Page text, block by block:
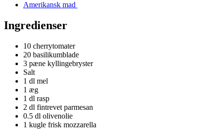
Amerikansk mad
Ingredienser
10 cherrytomater
20 basilikumblade
3 pæne kyllingebryster
Salt
1 dl mel
1 æg
1 dl rasp
2 dl fintrevet parmesan
0.5 dl olivenolie
1 kugle frisk mozzarella